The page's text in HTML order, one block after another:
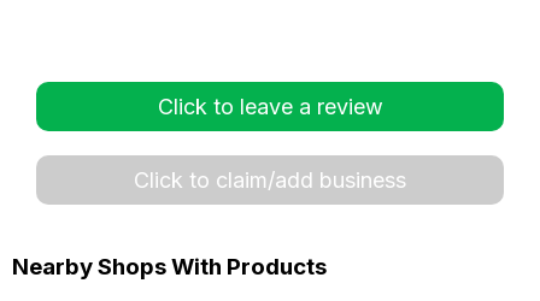
Click to leave a review
Click to claim/add business
Nearby Shops With Products